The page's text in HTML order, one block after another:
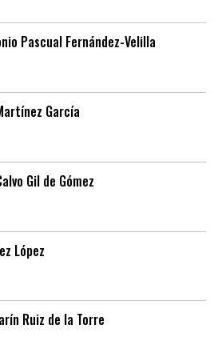
Pascual Fernández-Velilla
García
Gil de Gómez
López
Ruiz de la Torre